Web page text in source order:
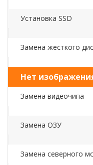
Установка SSD
Замена жесткого
Нет
Замена видеочипа
Замена ОЗУ
Замена северного